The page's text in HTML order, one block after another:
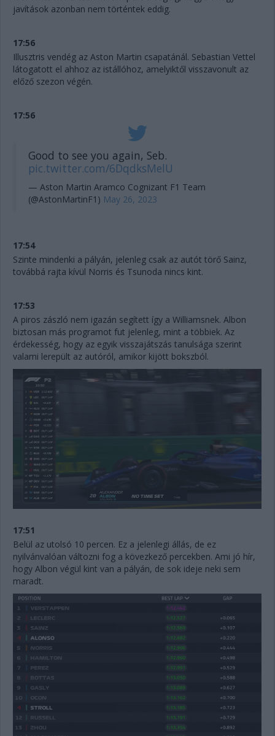
javítások azonban nem történtek eddig.
17:56
Illusztris vendég az Aston Martin csapatánál. Sebastian Vettel
látogatott el ahhoz az istállóhoz, amelyiktől visszavonult az
előző szezon végén.
17:56
Good to see you again, Seb.
pic.twitter.com/6DqdksMelU
— Aston Martin Aramco Cognizant F1 Team
(@AstonMartinF1) May 26, 2023
17:54
Szinte mindenki a pályán, jelenleg csak az autót törő Sainz,
továbbá rajta kívül Norris és Tsunoda nincs kint.
17:53
A piros zászló nem igazán segített így a Williamsnek. Albon
biztosan más programot fut jelenleg, mint a többiek. Az
érdekesség, hogy az egyik visszajátszás tanulsága szerint
valami lerepült az autóról, amikor kijött bokszból.
17:51
Belül az utolsó 10 percen. Ez a jelenlegi állás, de ez
nyilvánvalóan változni fog a kövezkező percekben. Ami jó hír,
hogy Albon végül kint van a pályán, de sok ideje neki sem
maradt.